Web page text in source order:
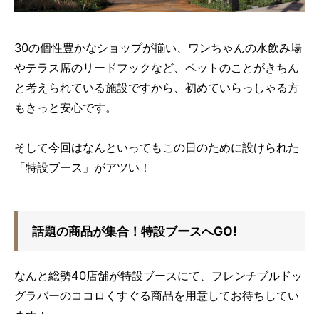
30の個性豊かなショップが揃い、ワンちゃんの水飲み場
やテラス席のリードフックなど、ペットのことがきちん
と考えられている施設ですから、初めていらっしゃる方
もきっと安心です。
そして今回はなんといってもこの日のために設けられた
「特設ブース」がアツい！
話題の商品が集合！特設ブースへGO!
なんと総勢40店舗が特設ブースにて、フレンチブルドッ
グラバーのココロくすぐる商品を用意してお待ちしてい